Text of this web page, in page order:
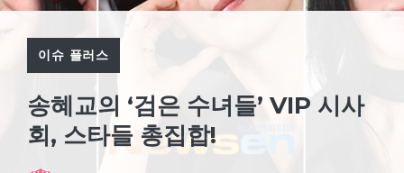
이슈 플러스
송혜교의 ‘검은 수녀들’ VIP 시사
회, 스타들 총집합!